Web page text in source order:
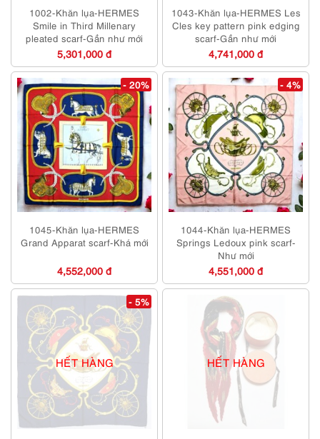
1002-Khăn lụa-HERMES
Smile in Third Millenary
pleated scarf-Gần như mới
5,301,000 đ
1043-Khăn lụa-HERMES Les
Cles key pattern pink edging
scarf-Gần như mới
4,741,000 đ
- 20%
1045-Khăn lụa-HERMES
Grand Apparat scarf-Khá mới
4,552,000 đ
- 4%
1044-Khăn lụa-HERMES
Springs Ledoux pink scarf-
Như mới
4,551,000 đ
HẾT HÀNG
- 5%
HẾT HÀNG